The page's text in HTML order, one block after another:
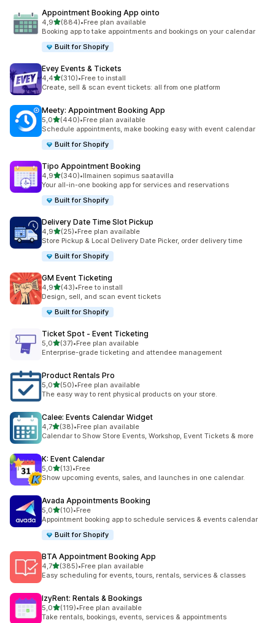
Appointment Booking App ointo
4,9/ 5 tähteä
(884)
884 arvostelua yhteensä
•Free plan available
Booking app to take appointments and bookings on your calendar
Built for Shopify
Evey Events & Tickets
4,4/ 5 tähteä
(310)
310 arvostelua yhteensä
•Free to install
Create, sell & scan event tickets: all from one platform
Meety: Appointment Booking App
5,0/ 5 tähteä
(440)
440 arvostelua yhteensä
•Free plan available
Schedule appointments, make booking easy with event calendar
Built for Shopify
Tipo Appointment Booking
4,9/ 5 tähteä
(340)
340 arvostelua yhteensä
•Ilmainen sopimus saatavilla
Your all-in-one booking app for services and reservations
Built for Shopify
Delivery Date Time Slot Pickup
4,9/ 5 tähteä
(25)
25 arvostelua yhteensä
•Free plan available
Store Pickup & Local Delivery Date Picker, order delivery time
Built for Shopify
GM Event Ticketing
4,9/ 5 tähteä
(43)
43 arvostelua yhteensä
•Free to install
Design, sell, and scan event tickets
Built for Shopify
Ticket Spot ‑ Event Ticketing
5,0/ 5 tähteä
(37)
37 arvostelua yhteensä
•Free plan available
Enterprise-grade ticketing and attendee management
Product Rentals Pro
5,0/ 5 tähteä
(50)
50 arvostelua yhteensä
•Free plan available
The easy way to rent physical products on your store.
Calee: Events Calendar Widget
4,7/ 5 tähteä
(38)
38 arvostelua yhteensä
•Free plan available
Calendar to Show Store Events, Workshop, Event Tickets & more
K: Event Calendar
5,0/ 5 tähteä
(13)
13 arvostelua yhteensä
•Free
Show upcoming events, sales, and launches in one calendar.
Avada Appointments Booking
5,0/ 5 tähteä
(10)
10 arvostelua yhteensä
•Free
Appointment booking app to schedule services & events calendar
Built for Shopify
BTA Appointment Booking App
4,7/ 5 tähteä
(385)
385 arvostelua yhteensä
•Free plan available
Easy scheduling for events, tours, rentals, services & classes
IzyRent: Rentals & Bookings
5,0/ 5 tähteä
(119)
119 arvostelua yhteensä
•Free plan available
Take rentals, bookings, events, services & appointments